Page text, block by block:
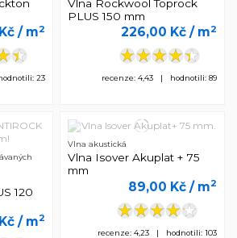
/ m2
23
Vlna Rockwool Toprock
PLUS 150 mm
226,00 Kč / m2
recenze: 4,43 | hodnotili: 89
120
/ m2
Vlna akustická
Vlna Isover Akuplat + 75
mm
89,00 Kč / m2
recenze: 4,23 | hodnotili: 103